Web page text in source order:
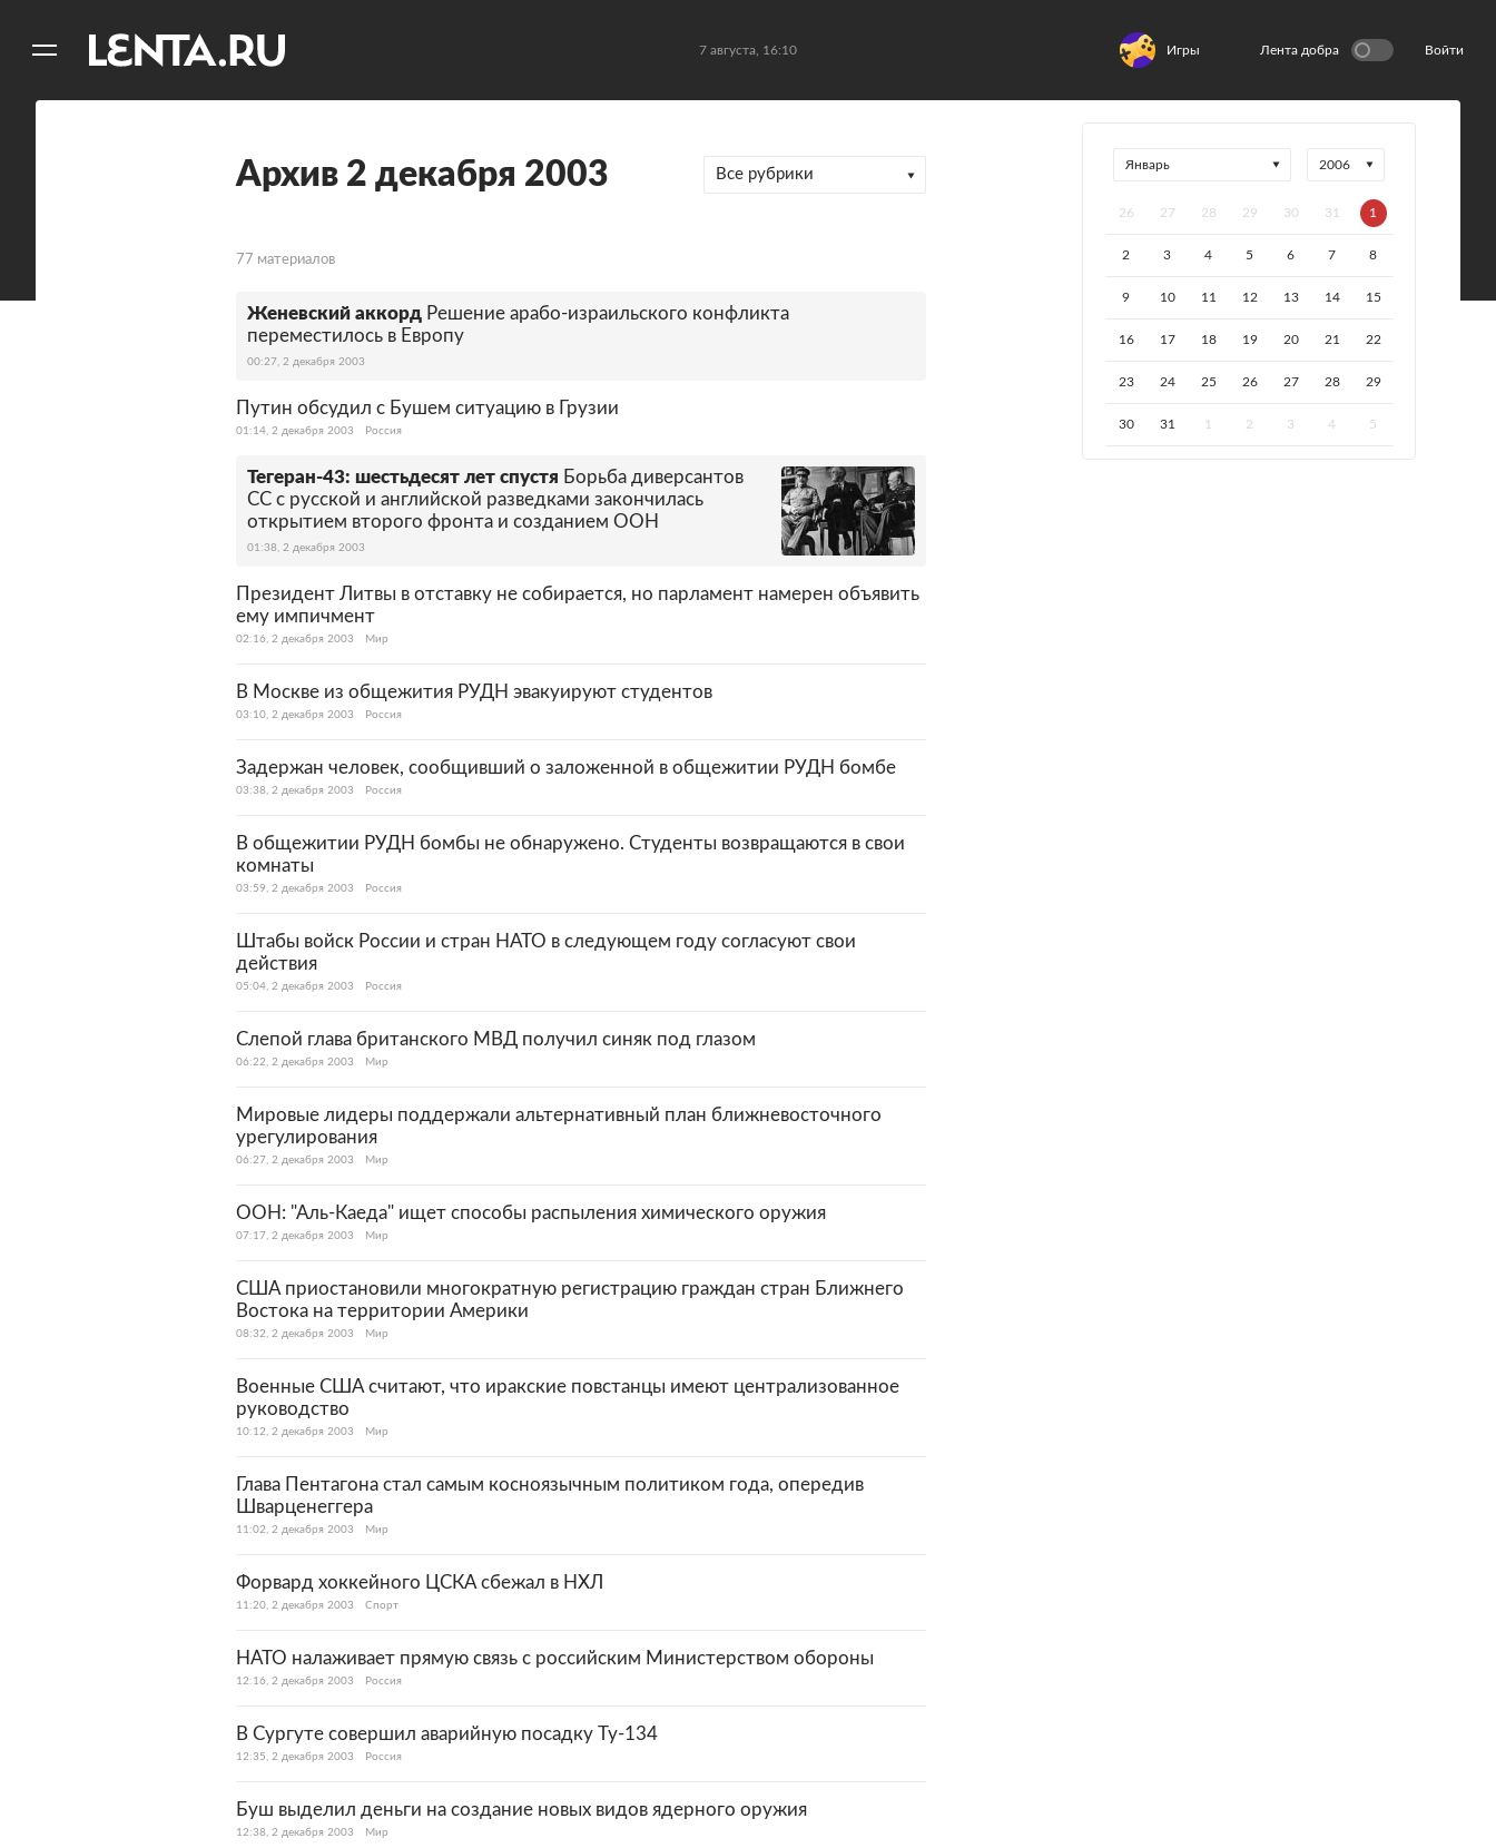
7 августа, 16:10 Игры Лента добра Войти
Архив 2 декабря 2003 Все рубрики
77 материалов
Женевский аккорд Решение арабо-израильского конфликта
переместилось в Европу
00:27, 2 декабря 2003
Путин обсудил с Бушем ситуацию в Грузии
01:14, 2 декабря 2003 Россия
Тегеран-43: шестьдесят лет спустя Борьба диверсантов
СС с русской и английской разведками закончилась
открытием второго фронта и созданием ООН
01:38, 2 декабря 2003
Президент Литвы в отставку не собирается, но парламент намерен объявить
ему импичмент
02:16, 2 декабря 2003 Мир
В Москве из общежития РУДН эвакуируют студентов
03:10, 2 декабря 2003 Россия
Задержан человек, сообщивший о заложенной в общежитии РУДН бомбе
03:38, 2 декабря 2003 Россия
В общежитии РУДН бомбы не обнаружено. Студенты возвращаются в свои
комнаты
03:59, 2 декабря 2003 Россия
Штабы войск России и стран НАТО в следующем году согласуют свои
действия
05:04, 2 декабря 2003 Россия
Слепой глава британского МВД получил синяк под глазом
06:22, 2 декабря 2003 Мир
Мировые лидеры поддержали альтернативный план ближневосточного
урегулирования
06:27, 2 декабря 2003 Мир
ООН: "Аль-Каеда" ищет способы распыления химического оружия
07:17, 2 декабря 2003 Мир
США приостановили многократную регистрацию граждан стран Ближнего
Востока на территории Америки
08:32, 2 декабря 2003 Мир
Военные США считают, что иракские повстанцы имеют централизованное
руководство
10:12, 2 декабря 2003 Мир
Глава Пентагона стал самым косноязычным политиком года, опередив
Шварценеггера
11:02, 2 декабря 2003 Мир
Форвард хоккейного ЦСКА сбежал в НХЛ
11:20, 2 декабря 2003 Спорт
НАТО налаживает прямую связь с российским Министерством обороны
12:16, 2 декабря 2003 Россия
В Сургуте совершил аварийную посадку Ту-134
12:35, 2 декабря 2003 Россия
Буш выделил деньги на создание новых видов ядерного оружия
12:38, 2 декабря 2003 Мир
26 27 28 29 30 31 1
2 3 4 5 6 7 8
9 10 11 12 13 14 15
16 17 18 19 20 21 22
23 24 25 26 27 28 29
30 31 1 2 3 4 5